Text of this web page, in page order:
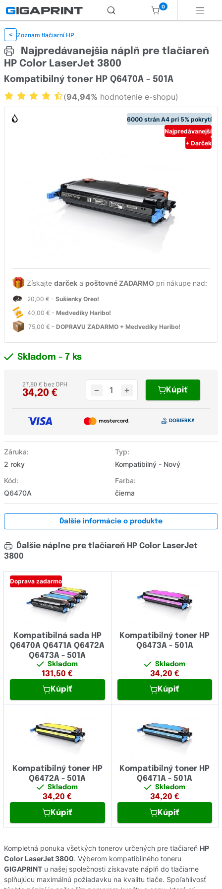
0
< Zoznam tlačiarní HP
Najpredávanejšia náplň pre tlačiareň
HP Color LaserJet 3800
6000 strán A4 pri 5% pokrytí
Najpredávanejší
+ Darček
Získajte darček a poštovné ZADARMO pri nákupe nad:
20,00 € - Sušienky Oreo!
40,00 € - Medvedíky Haribo!
75,00 € - DOPRAVU ZADARMO + Medvedíky Haribo!
Kompatibilný toner HP Q6470A - 501A
(94,94% hodnotenie e-shopu)
Záruka:
2 roky
Typ:
Kompatibilný - Nový
Kód:
Q6470A
Farba:
čierna
Skladom - 7 ks
34,20 €
27,80 € bez DPH
Kúpiť
Ďalšie informácie o produkte
Ďalšie náplne pre tlačiareň HP Color LaserJet
3800
Doprava zadarmo
Kompatibilná sada HP
Q6470A Q6471A Q6472A
Q6473A - 501A
Skladom
131,50 €
Kúpiť
Kompatibilný toner HP
Q6473A - 501A
Skladom
34,20 €
Kúpiť
Kompatibilný toner HP
Q6472A - 501A
Skladom
34,20 €
Kúpiť
Kompatibilný toner HP
Q6471A - 501A
Skladom
34,20 €
Kúpiť
Kompletná ponuka všetkých tonerov určených pre tlačiareň HP
Color LaserJet 3800. Výberom kompatibilného toneru
GIGAPRINT u našej společnosti získavate náplň do tlačiarne
splňujúcu maximálnú požiadavku na kvalitu tlače. Spoľahlivosť